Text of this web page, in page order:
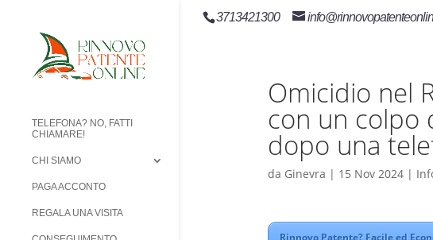
3713421300
TELEFONA? NO, FATTI
CHIAMARE!
CHI SIAMO
PAGA ACCONTO
REGALA UNA VISITA
Omicidio nel
con un colpo
dopo una
da Ginevra | 15 Nov 2024|
Rinnovo Patente? Facile ed